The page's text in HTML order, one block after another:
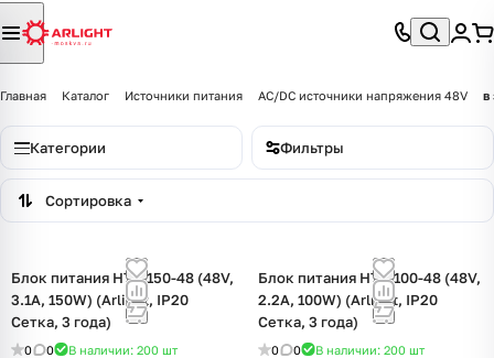
Главная Каталог Источники питания AC/DC источники напряжения 48V в
Категории Фильтры
Сортировка
Блок питания HTS-150-48 (48V,
3.1A, 150W) (Arlight, IP20
Сетка, 3 года)
0 0 В наличии: 200 шт
Блок питания HTS-100-48 (48V,
2.2A, 100W) (Arlight, IP20
Сетка, 3 года)
0 0 В наличии: 200 шт